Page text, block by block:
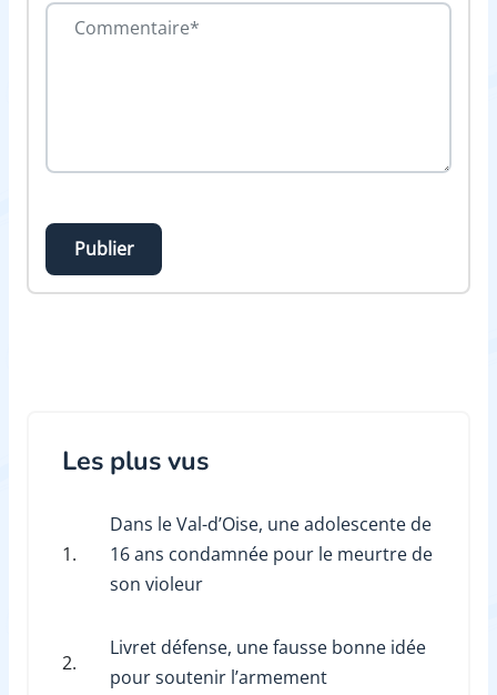
Publier
Les plus vus
1.
Dans le Val-d’Oise, une adolescente de
16 ans condamnée pour le meurtre de
son violeur
2.
Livret défense, une fausse bonne idée
pour soutenir l’armement